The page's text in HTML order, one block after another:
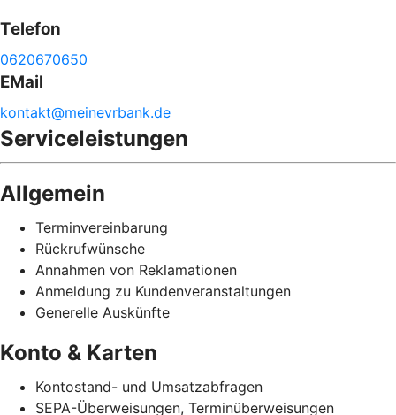
Telefon
0620670650
EMail
kontakt@meinevrbank.de
Serviceleistungen
Allgemein
Terminvereinbarung
Rückrufwünsche
Annahmen von Reklamationen
Anmeldung zu Kundenveranstaltungen
Generelle Auskünfte
Konto & Karten
Kontostand- und Umsatzabfragen
SEPA-Überweisungen, Terminüberweisungen